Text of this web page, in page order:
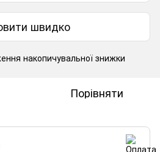
швидко
накопичувальної знижки
Порівняти